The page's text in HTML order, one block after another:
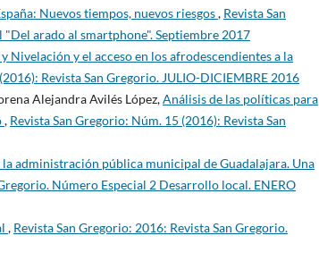
Nuevos tiempos, nuevos riesgos, Revista San
arado al smartphone". Septiembre 2017
Nivelación y el acceso en los afrodescendientes a la
Revista San Gregorio. JULIO-DICIEMBRE 2016
Alejandra Avilés López,Análisis de las políticas para
, Revista San Gregorio: Núm. 15 (2016): Revista San
administración pública municipal de Guadalajara. Una
Número Especial 2 Desarrollo local. ENERO
, Revista San Gregorio: 2016: Revista San Gregorio.